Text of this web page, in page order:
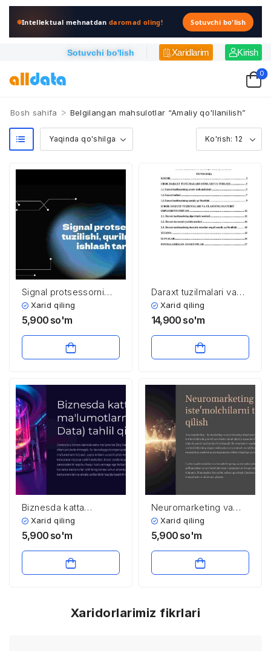
Intellektual mehnatdandaromad oling! Sotuvchi bo'lish
Sotuvchi bo'lish Xaridlarim Kirish
0
Bosh sahifa > Belgilangan mahsulotlar “Amaliy qo'llanilish”
Signal protsessorni
tuzilishi, qurilmalari, ​
ishlash tartibi
Xarid qiling
5,900 so'm
Daraxt tuzilmalari va
ularning amaliy
qo’llanilishi
Xarid qiling
14,900 so'm
Biznesda katta
ma’lumotlarni (Big
Data) tahlil qilish
Xarid qiling
5,900 so'm
Neuromarketing va
iste’molchilarni tahlil
qilish
Xarid qiling
5,900 so'm
Xaridorlarimiz fikrlari